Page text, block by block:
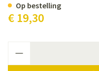
€ 19,30
Op bestelling